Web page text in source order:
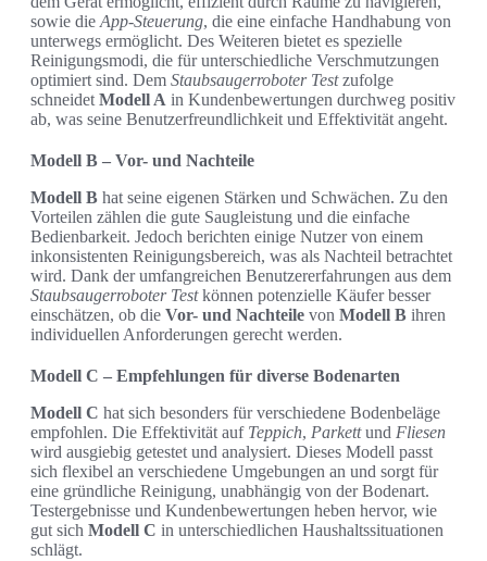
sowie die App-Steuerung, die eine einfache Handhabung von
unterwegs ermöglicht. Des Weiteren bietet es spezielle
Reinigungsmodi, die für unterschiedliche Verschmutzungen
optimiert sind. Dem Staubsaugerroboter Testzufolge
schneidet Modell A in Kundenbewertungen durchweg positiv
ab, was seine Benutzerfreundlichkeit und Effektivität angeht.
Modell B – Vor- und Nachteile
Modell B hat seine eigenen Stärken und Schwächen. Zu den
Vorteilen zählen die gute Saugleistung und die einfache
Bedienbarkeit. Jedoch berichten einige Nutzer von einem
inkonsistenten Reinigungsbereich, was als Nachteil betrachtet
wird. Dank der umfangreichen Benutzererfahrungen aus dem
Staubsaugerroboter Testkönnen potenzielle Käufer besser
einschätzen, ob die Vor- und Nachteile von Modell B ihren
individuellen Anforderungen gerecht werden.
Modell C – Empfehlungen für diverse Bodenarten
Modell C hat sich besonders für verschiedene Bodenbeläge
empfohlen. Die Effektivität auf Teppich, Parkettund Fliesen
wird ausgiebig getestet und analysiert. Dieses Modell passt
sich flexibel an verschiedene Umgebungen an und sorgt für
eine gründliche Reinigung, unabhängig von der Bodenart.
Testergebnisse und Kundenbewertungen heben hervor, wie
gut sich Modell C in unterschiedlichen Haushaltssituationen
schlägt.